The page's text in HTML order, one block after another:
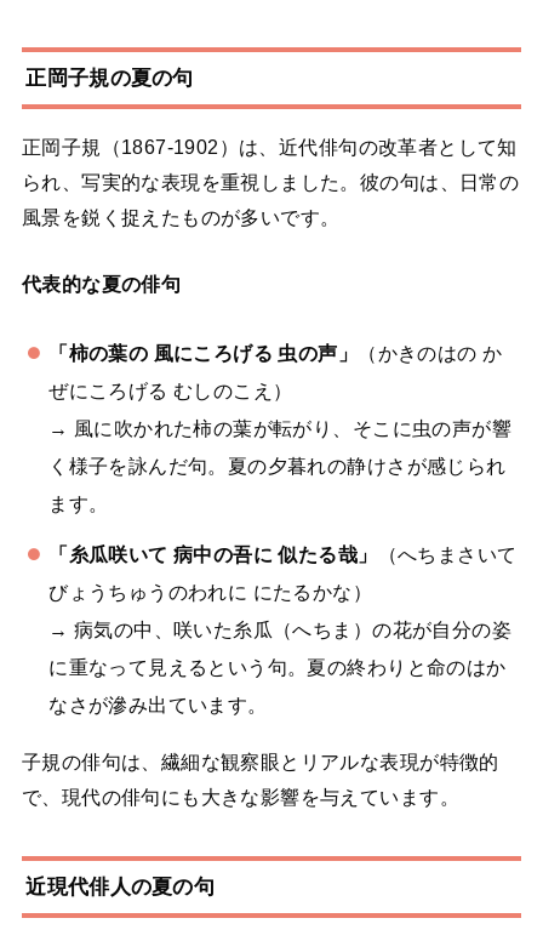
正岡子規の夏の句
正岡子規（1867-1902）は、近代俳句の改革者として知
られ、写実的な表現を重視しました。彼の句は、日常の
風景を鋭く捉えたものが多いです。
代表的な夏の俳句
「柿の葉の 風にころげる 虫の声」
（かきのはの か
ぜにころげる むしのこえ）
→ 風に吹かれた柿の葉が転がり、そこに虫の声が響
く様子を詠んだ句。夏の夕暮れの静けさが感じられ
ます。
「糸瓜咲いて 病中の吾に 似たる哉」
（へちまさいて
びょうちゅうのわれに にたるかな）
→ 病気の中、咲いた糸瓜（へちま）の花が自分の姿
に重なって見えるという句。夏の終わりと命のはか
なさが滲み出ています。
子規の俳句は、繊細な観察眼とリアルな表現が特徴的
で、現代の俳句にも大きな影響を与えています。
近現代俳人の夏の句